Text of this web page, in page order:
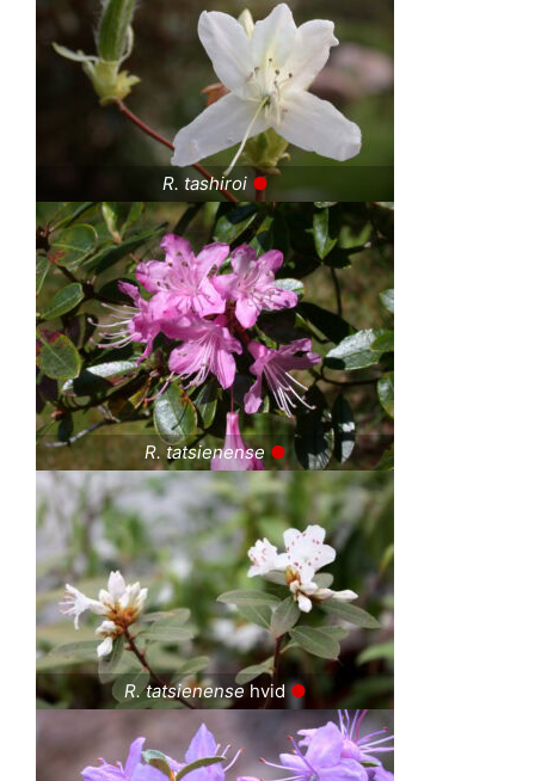
R. tashiroi ●
R. tatsienense ●
R. tatsienensehvid●